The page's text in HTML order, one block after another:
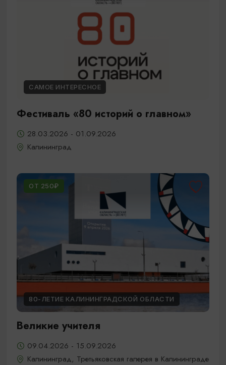
САМОЕ ИНТЕРЕСНОЕ
Фестиваль «80 историй о главном»
28.03.2026 - 01.09.2026
Калининград
ОТ 250₽
80-ЛЕТИЕ КАЛИНИНГРАДСКОЙ ОБЛАСТИ
Великие учителя
09.04.2026 - 15.09.2026
Калининград, Третьяковская галерея в Калининграде